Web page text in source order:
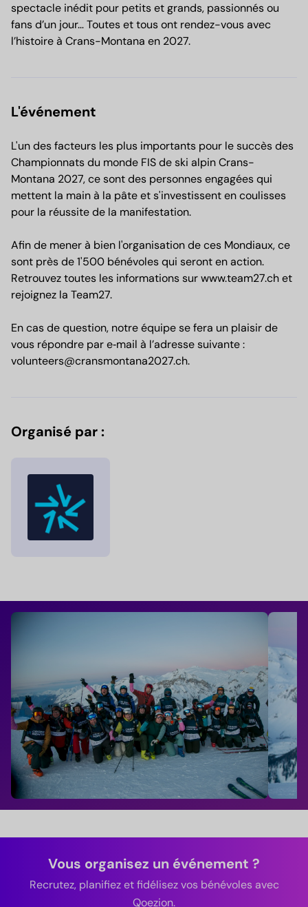
spectacle inédit pour petits et grands, passionnés ou
fans d’un jour… Toutes et tous ont rendez-vous avec
l’histoire à Crans-Montana en 2027.
L'événement
L'un des facteurs les plus importants pour le succès des
Championnats du monde FIS de ski alpin Crans-
Montana 2027, ce sont des personnes engagées qui
mettent la main à la pâte et s'investissent en coulisses
pour la réussite de la manifestation.
Afin de mener à bien l'organisation de ces Mondiaux, ce
sont près de 1'500 bénévoles qui seront en action.
Retrouvez toutes les informations sur www.team27.ch et
rejoignez la Team27.
En cas de question, notre équipe se fera un plaisir de
vous répondre par e‑mail à l’adresse suivante :
volunteers@cransmontana2027.ch.
Organisé par :
Vous organisez un événement ?
Recrutez, planifiez et fidélisez vos bénévoles avec
Qoezion.